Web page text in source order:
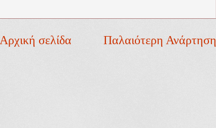
Παλαιότερη Ανάρτηση
Αρχική σελίδα